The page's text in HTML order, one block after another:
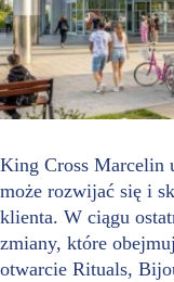
King Cross Marcelin
może rozwijać się i
klienta. W ciągu
zmiany, które
otwarcie Rituals,